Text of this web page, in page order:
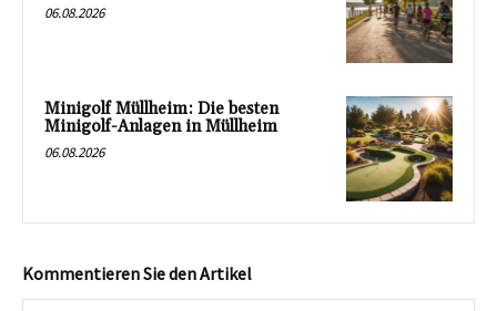
06.08.2026
Minigolf Müllheim: Die besten
Minigolf-Anlagen in Müllheim
06.08.2026
Kommentieren Sie den Artikel